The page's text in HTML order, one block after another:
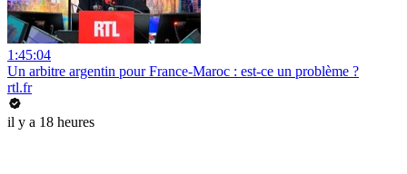
1:45:04
Un arbitre argentin pour France-Maroc : est-ce un problème ?
rtl.fr
il y a 18 heures